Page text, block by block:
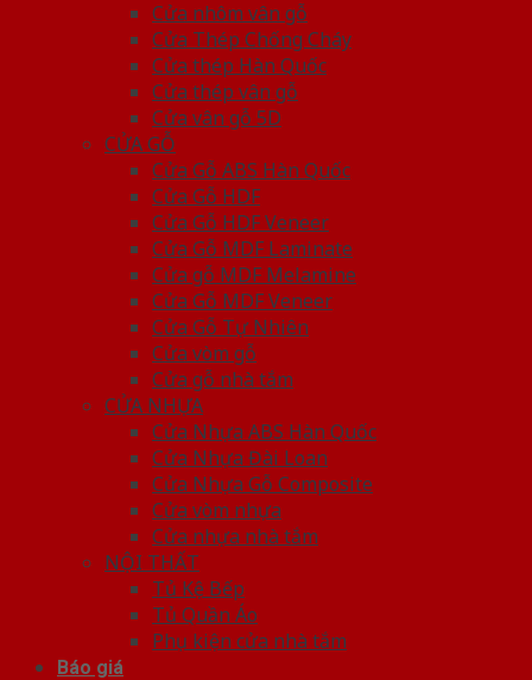
Cửa nhôm vân gỗ
Cửa Thép Chống Cháy
Cửa thép Hàn Quốc
Cửa thép vân gỗ
Cửa vân gỗ 5D
CỬA GỖ
Cửa Gỗ ABS Hàn Quốc
Cửa Gỗ HDF
Cửa Gỗ HDF Veneer
Cửa Gỗ MDF Laminate
Cửa gỗ MDF Melamine
Cửa Gỗ MDF Veneer
Cửa Gỗ Tự Nhiên
Cửa vòm gỗ
Cửa gỗ nhà tắm
CỬA NHỰA
Cửa Nhựa ABS Hàn Quốc
Cửa Nhựa Đài Loan
Cửa Nhựa Gỗ Composite
Cửa vòm nhựa
Cửa nhựa nhà tắm
NỘI THẤT
Tủ Kệ Bếp
Tủ Quần Áo
Phụ kiện cửa nhà tắm
Báo giá